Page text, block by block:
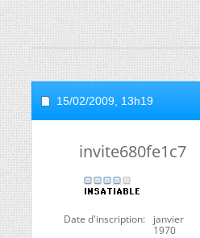
15/02/2009, 13h19
invite680fe1c7
Date d'inscription
janvier
1970